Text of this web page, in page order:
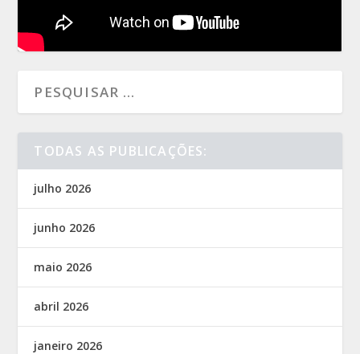
TODAS AS PUBLICAÇÕES:
julho 2026
junho 2026
maio 2026
abril 2026
janeiro 2026